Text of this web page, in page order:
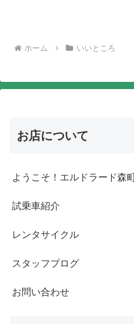
ホーム いいところ
お店について
ようこそ！エルドラード森
試乗車紹介
レンタサイクル
スタッフブログ
お問い合わせ